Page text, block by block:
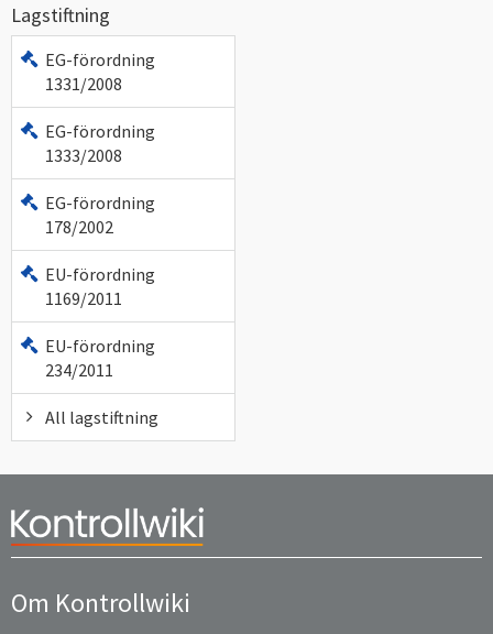
Lagstiftning
EG-förordning
1331/2008
EG-förordning
1333/2008
EG-förordning
178/2002
EU-förordning
1169/2011
EU-förordning
234/2011
All lagstiftning
Om Kontrollwiki